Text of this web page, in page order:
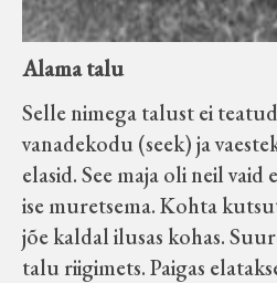
Alama talu
Selle nimega talust ei
vanadekodu (seek) ja
elasid. See maja oli neil
ise muretsema. Kohta
jõe kaldal ilusas kohas.
talu riigimets. Paigas